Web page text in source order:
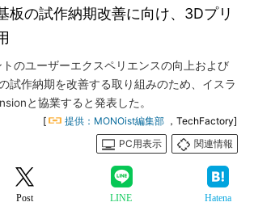
板の試作納期改善に向け、3Dプリ
のユーザーエクスペリエンスの向上および
試作納期を改善する取り組みのため、イスラ
と協業すると発表した。
[ 提供：MONOist編集部 ，TechFactory]
PC用表示
関連情報
Post LINE Hatena